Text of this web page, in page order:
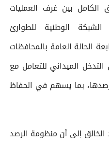
الكامل بين غرف العمليات
الوطنية للطوارئ
الحالة العامة بالمحافظات
الميداني للتعامل مع
بما يسهم في الحفاظ
إلى أن منظومة الرصد